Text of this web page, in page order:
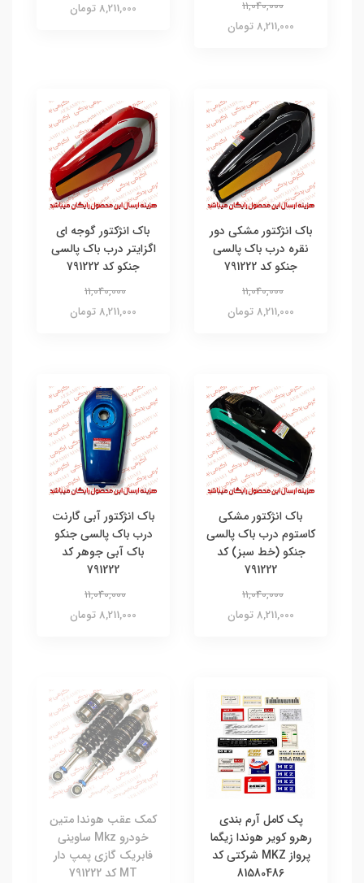
11,040,000
8,211,000 تومان
8,211,000 تومان
باک انژکتور مشکی دور
نقره درب باک پالسی
جنکو کد 791222
11,040,000
8,211,000 تومان
باک انژکتور گوجه ای
اگزایتر درب باک پالسی
جنکو کد 791222
11,040,000
8,211,000 تومان
باک انژکتور مشکی
کاستوم درب باک پالسی
جنکو (خط سبز) کد
791222
11,040,000
8,211,000 تومان
باک انژکتور آبی گارنت
درب باک پالسی جنکو
باک آبی جوهر کد
791222
11,040,000
8,211,000 تومان
پک کامل آرم بندی
رهرو کویر هوندا زیگما
پرواز MKZ شرکتی کد
81580486
کمک عقب هوندا متین
خودرو Mkz ساوینی
فابریک گازی پمپ دار
MT کد 791222